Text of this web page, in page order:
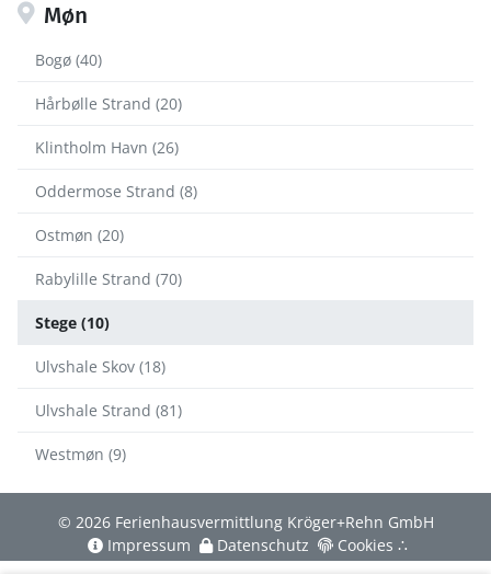
Møn
Bogø (40)
Hårbølle Strand (20)
Klintholm Havn (26)
Oddermose Strand (8)
Ostmøn (20)
Rabylille Strand (70)
Stege (10)
Ulvshale Skov (18)
Ulvshale Strand (81)
Westmøn (9)
© 2026 Ferienhausvermittlung Kröger+Rehn GmbH
Impressum
Datenschutz Cookies ∴